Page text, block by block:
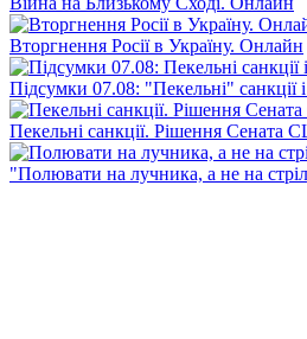
Вторгнення Росії в Україну. Онлайн
Підсумки 07.08: "Пекельні" санкції
Пекельні санкції. Рішення Сената
"Полювати на лучника, а не на